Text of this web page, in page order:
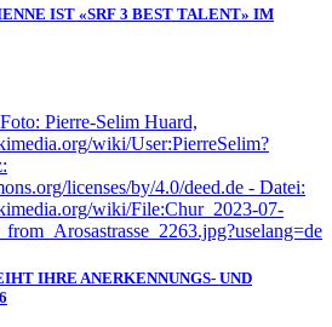
IST «SRF 3 BEST TALENT» IM
IHRE ANERKENNUNGS- UND